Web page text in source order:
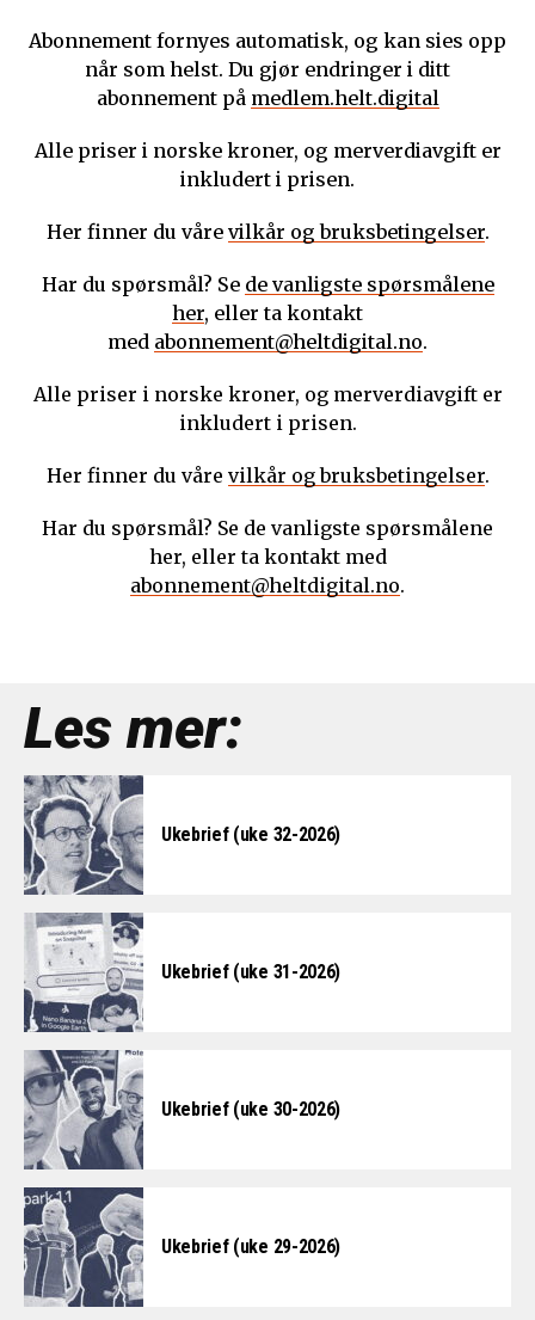
Abonnement fornyes automatisk, og kan sies opp
når som helst. Du gjør endringer i ditt
abonnement på medlem.helt.digital
Alle priser i norske kroner, og merverdiavgift er
inkludert i prisen.
Her finner du våre vilkår og bruksbetingelser.
Har du spørsmål? Se de vanligste spørsmålene
her, eller ta kontakt
med abonnement@heltdigital.no.
Alle priser i norske kroner, og merverdiavgift er
inkludert i prisen.
Her finner du våre vilkår og bruksbetingelser.
Har du spørsmål? Se de vanligste spørsmålene
her, eller ta kontakt med
abonnement@heltdigital.no.
Les mer:
Ukebrief (uke 32-2026)
Ukebrief (uke 31-2026)
Ukebrief (uke 30-2026)
Ukebrief (uke 29-2026)